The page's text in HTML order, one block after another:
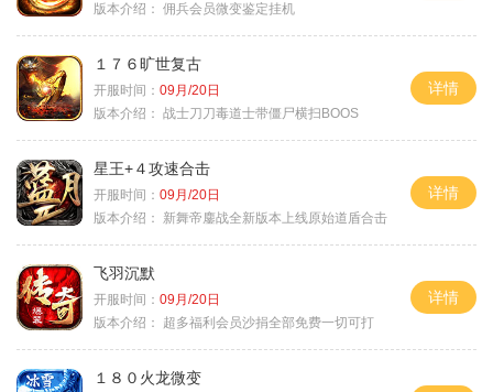
版本介绍： 佣兵会员微变鉴定挂机
１７６旷世复古
开服时间： 09月/20日
版本介绍： 战士刀刀毒道士带僵尸横扫BOOS
详情
星王+４攻速合击
开服时间： 09月/20日
版本介绍：
新舞帝鏖战全新版本上线原始道盾合击
详情
飞羽沉默
开服时间： 09月/20日
版本介绍：
超多福利会员沙捐全部免费一切可打
详情
１８０火龙微变